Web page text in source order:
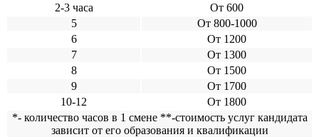
2-3 часа
От 600
5
От 800-1000
6
От 1200
7
От 1300
8
От 1500
9
От 1700
10-12
От 1800
*- количество часов в 1 смене **-стоимость услуг кандидата
зависит от его образования и квалификации